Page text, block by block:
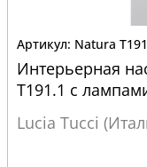
Natura
Интерьерная
T191.1 с
Lucia Tucci